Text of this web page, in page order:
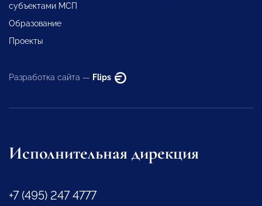
субъектами МСП
Образование
Проекты
Разработка сайта — Flips
Исполнительная дирекция
+7 (495) 247 4777